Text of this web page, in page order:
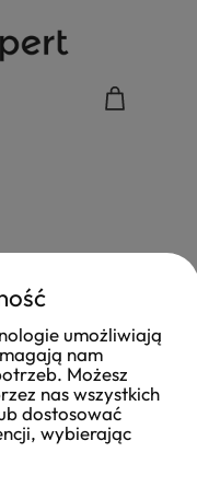
umożliwiają
nam
Możesz
nas wszystkich
dostosować
wybierając